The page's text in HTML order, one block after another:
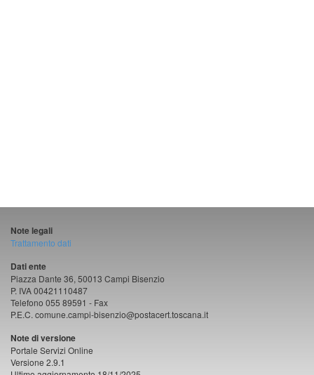
Note legali
Trattamento dati
Dati ente
Piazza Dante 36, 50013 Campi Bisenzio
P. IVA 00421110487
Telefono 055 89591 - Fax
P.E.C. comune.campi-bisenzio@postacert.toscana.it
Note di versione
Portale Servizi Online
Versione 2.9.1